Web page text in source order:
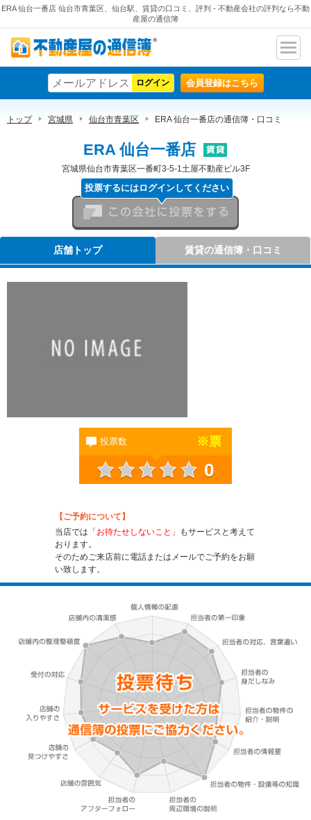
ERA 仙台一番店 仙台市青葉区、仙台駅、賃貸の口コミ、評判 - 不動産会社の評判なら不動
産屋の通信簿
不動産屋の通信簿
ナビ
ン
会員登録はこちら
トップ 宮城県 仙台市青葉区 ERA 仙台一番店の通信簿・口コミ
ERA 仙台一番店
宮城県仙台市青葉区一番町3-5-1土屋不動産ビル3F
この会社に投票をする
投票するにはログインしてください
店舗トップ 賃貸の通信簿・口コミ
投票数 ※票
0
【ご予約について】
当店では 「お待たせしないこと」
もサービスと考えて
おります。
そのためご来店前に電話またはメールでご予約をお願
い致します。